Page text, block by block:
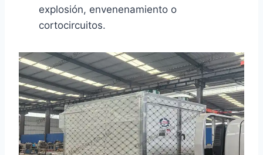
explosión, envenenamiento o
cortocircuitos.